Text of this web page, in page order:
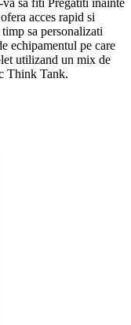
acces rapid si
sa personalizati
echipamentul pe care
utilizand un mix de
Think Tank.